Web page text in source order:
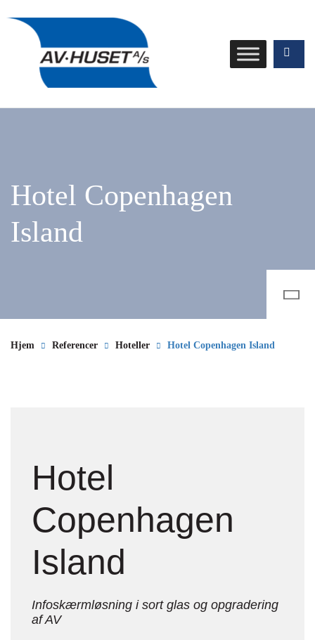
Hotel Copenhagen
Island
Hjem Referencer Hoteller Hotel Copenhagen Island
Hotel
Copenhagen
Island
Infoskærmløsning i sort glas og opgradering
af AV